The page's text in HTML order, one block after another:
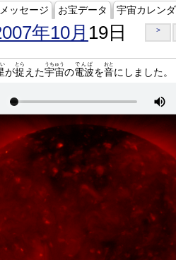
ッセージ お宝データ 宇宙カレン
年10月 19日 >
が捉
とら
えた宇宙
うちゅう
の電波
でんぱ
を音
おと
にしました。